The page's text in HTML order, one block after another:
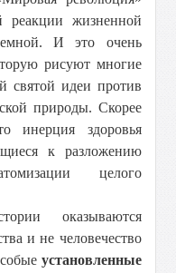
реакции жизненной
И это очень
рисуют многие
святой идеи против
природы. Скорее
инерция здоровья
к разложению
целого
оказываются
и не человечество
установленные